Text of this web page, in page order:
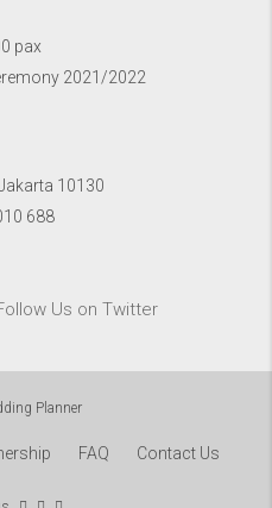
pax
2021/2022
10130
688
Planner
FAQ Contact Us